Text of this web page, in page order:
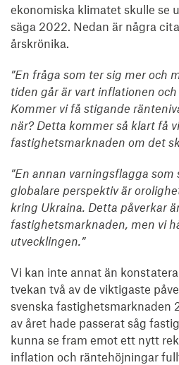
ekonomiska klimatet skulle se
säga 2022. Nedan är några
årskrönika.
”En fråga som ter sig mer och
tiden går är vart inflationen och
Kommer vi få stigande
när? Detta kommer så klart få
fastighetsmarknaden om det
”En annan varningsflagga som
globalare perspektiv är
kring Ukraina. Detta påverkar
fastighetsmarknaden, men vi
utvecklingen.”
Vi kan inte annat än
tvekan två av de viktigaste
svenska fastighetsmarknaden
av året hade passerat såg
kunna se fram emot ett nytt
inflation och räntehöjningar